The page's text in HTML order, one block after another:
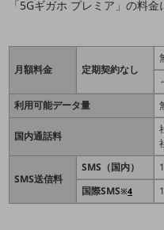
教育
製造・建設業
小売業
キーワードで探す
モバイルTOP
法人向けスマホ・携帯に関する、
おすすめの機種、料金やサービスを
製品
製品TOP
「5Gギガホ プレミア」の料金
月額料金 定期契約なし
利用可能データ量
国内通話料
SMS送信料
SMS（国内）
国際SMS※4